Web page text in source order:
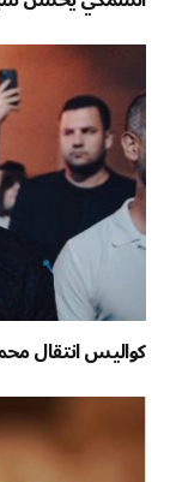
كواليس انتقال